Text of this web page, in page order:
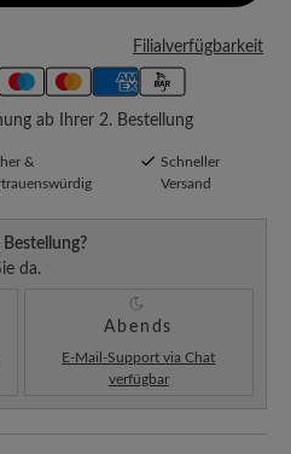
Filialverfügbarkeit
ab Ihrer 2. Bestellung
&
Schneller
Versand
da.
Abends
E-Mail-Support via Chat
verfügbar